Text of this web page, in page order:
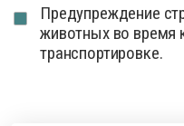
Предупреждение
животных во время
транспортировке.